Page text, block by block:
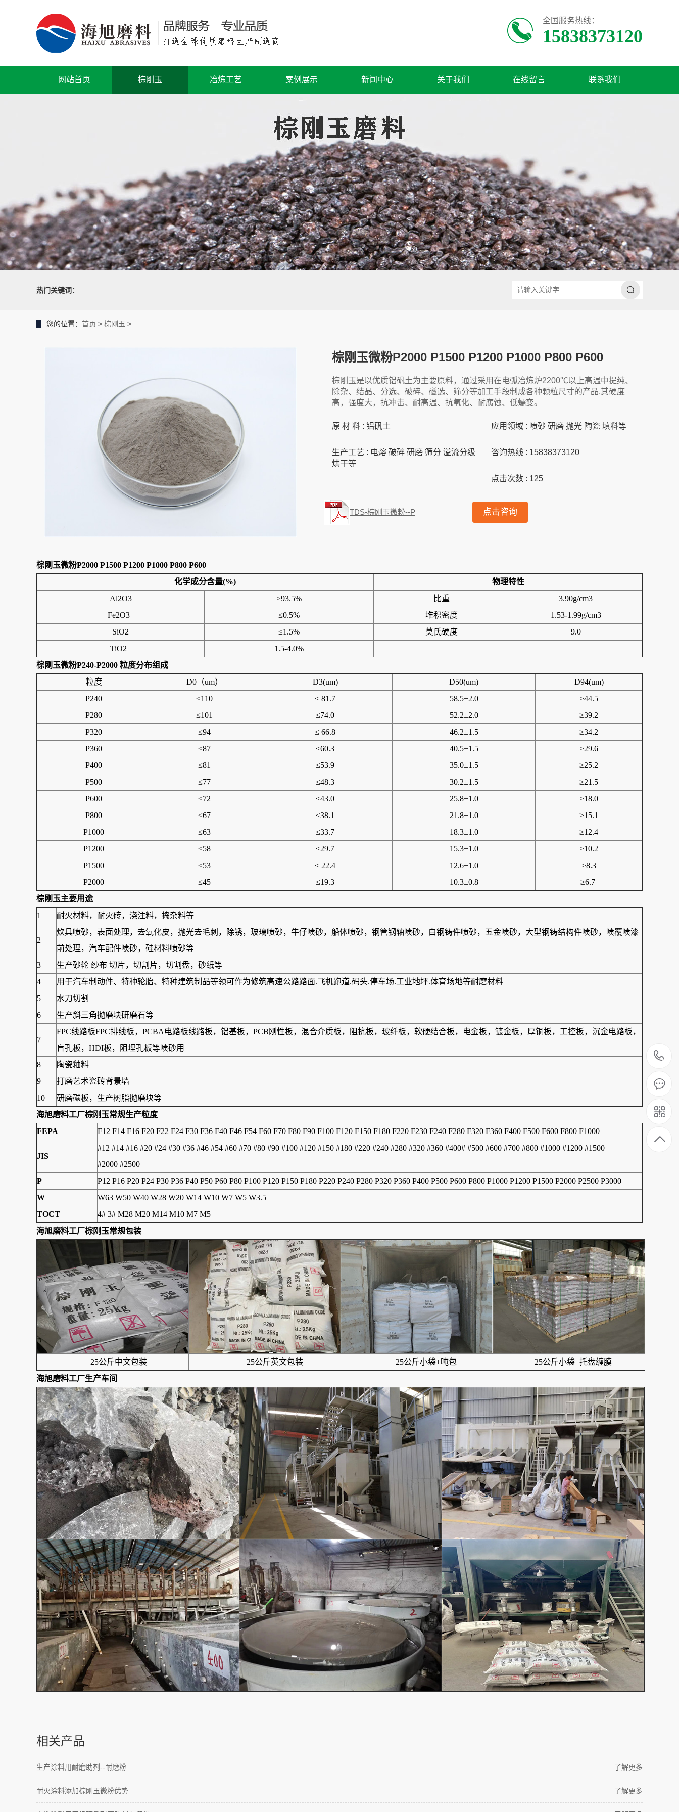
全国服务热线：
15838373120
网站首页 棕刚玉 冶炼工艺 案例展示 新闻中心 关于我们 在线留言 联系我们
热门关键词：
您的位置： 首页 > 棕刚玉 >
棕刚玉微粉P2000 P1500 P1200 P1000 P800 P600
棕刚玉是以优质铝矾土为主要原料，通过采用在电弧冶炼炉2200℃以上高温中提纯、
除杂、结晶、分选、破碎、磁选、筛分等加工手段制成各种颗粒尺寸的产品,其硬度
高，强度大，抗冲击、耐高温、抗氧化、耐腐蚀、低蠕变。
原 材 料 : 铝矾土 应用领域 : 喷砂 研磨 抛光 陶瓷 填料等
生产工艺 : 电熔 破碎 研磨 筛分 溢流分级
烘干等
咨询热线 : 15838373120
点击次数 : 125
TDS-棕刚玉微粉--P 点击咨询
棕刚玉微粉P2000 P1500 P1200 P1000 P800 P600
化学成分含量(%)
物理特性
Al2O3
≥93.5% 比重
3.90g/cm3
Fe2O3
≤0.5% 堆积密度
1.53-1.99g/cm3
SiO2
≤1.5% 莫氏硬度
9.0
TiO2
1.5-4.0%
棕刚玉微粉P240-P2000 粒度分布组成
粒度
D0（um） D3(um) D50(um)
D94(um)
P240
≤110 ≤ 81.7 58.5±2.0
≥44.5
P280
≤101 ≤74.0 52.2±2.0
≥39.2
P320
≤94 ≤ 66.8 46.2±1.5
≥34.2
P360
≤87 ≤60.3 40.5±1.5
≥29.6
P400
≤81 ≤53.9 35.0±1.5
≥25.2
P500
≤77 ≤48.3 30.2±1.5
≥21.5
P600
≤72 ≤43.0 25.8±1.0
≥18.0
P800
≤67 ≤38.1 21.8±1.0
≥15.1
P1000
≤63 ≤33.7 18.3±1.0
≥12.4
P1200
≤58 ≤29.7 15.3±1.0
≥10.2
P1500
≤53 ≤ 22.4 12.6±1.0
≥8.3
P2000
≤45 ≤19.3 10.3±0.8
≥6.7
棕刚玉主要用途
1
耐火材料，耐火砖，浇注料，捣杂料等
2
炊具喷砂，表面处理，去氧化皮，抛光去毛刺，除锈，玻璃喷砂，牛仔喷砂，船体喷砂，钢管钢轴喷砂，白钢铸件喷砂，五金喷砂，大型钢铸结构件喷砂，喷覆喷漆
前处理，汽车配件喷砂，硅材料喷砂等
3
生产砂轮 纱布 切片，切割片，切割盘，砂纸等
4
用于汽车制动件、特种轮胎、特种建筑制品等领可作为修筑高速公路路面.飞机跑道.码头.停车场.工业地坪.体育场地等耐磨材料
5
水刀切割
6
生产斜三角抛磨块研磨石等
7
FPC线路板FPC排线板，PCBA电路板线路板，铝基板，PCB刚性板，混合介质板，阻抗板，玻纤板，软硬结合板，电金板，镀金板，厚铜板，工控板，沉金电路板，
盲孔板，HDI板，阻埋孔板等喷砂用
8
陶瓷釉料
9
打磨艺术瓷砖背景墙
10
研磨碳板，生产树脂抛磨块等
海旭磨料工厂棕刚玉常规生产粒度
FEPA
F12 F14 F16 F20 F22 F24 F30 F36 F40 F46 F54 F60 F70 F80 F90 F100 F120 F150 F180 F220 F230 F240 F280 F320 F360 F400 F500 F600 F800 F1000
JIS
#12 #14 #16 #20 #24 #30 #36 #46 #54 #60 #70 #80 #90 #100 #120 #150 #180 #220 #240 #280 #320 #360 #400# #500 #600 #700 #800 #1000 #1200 #1500
#2000 #2500
P
P12 P16 P20 P24 P30 P36 P40 P50 P60 P80 P100 P120 P150 P180 P220 P240 P280 P320 P360 P400 P500 P600 P800 P1000 P1200 P1500 P2000 P2500 P3000
W
W63 W50 W40 W28 W20 W14 W10 W7 W5 W3.5
TOCT
4# 3# M28 M20 M14 M10 M7 M5
海旭磨料工厂棕刚玉常规包装
25公斤中文包装 25公斤英文包装 25公斤小袋+吨包
25公斤小袋+托盘缠膜
海旭磨料工厂生产车间
相关产品
了解更多
生产涂料用耐磨助剂--耐磨粉
了解更多
耐火涂料添加棕刚玉微粉优势